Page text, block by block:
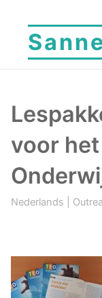
content
voor
Nederlands